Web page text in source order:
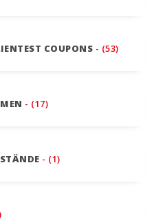
COUPONS - (53)
- (17)
- (1)